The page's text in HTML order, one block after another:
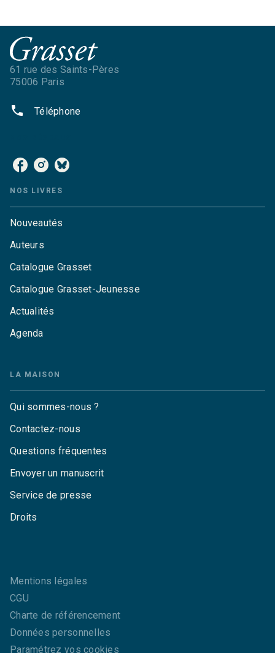
61 rue des Saints-Pères
75006 Paris
phone Téléphone
NOS LIVRES
Nouveautés
Auteurs
Catalogue Grasset
Catalogue Grasset-Jeunesse
Actualités
Agenda
LA MAISON
Qui sommes-nous ?
Contactez-nous
Questions fréquentes
Envoyer un manuscrit
Service de presse
Droits
Mentions légales
CGU
Charte de référencement
Données personnelles
Paramétrez vos cookies